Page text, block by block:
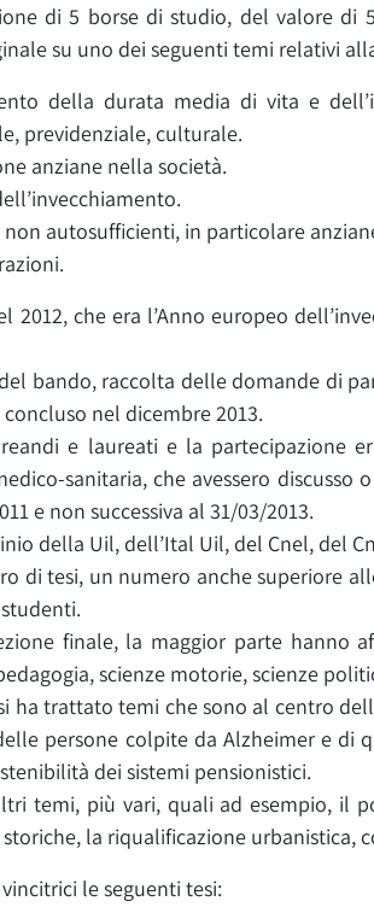
di 5 borse di studio, del valore di
su uno dei seguenti temi relativi
della durata media di vita e
previdenziale, culturale.
anziane nella società.
non autosufficienti, in particolare
2012, che era l’Anno europeo
bando, raccolta delle domande di
nel dicembre 2013.
e laureati e la partecipazione
sanitaria, che avessero
e non successiva al 31/03/2013.
della Uil, dell’Ital Uil, del Cnel, del
di tesi, un numero anche superiore
finale, la maggior parte hanno
scienze motorie, scienze
ha trattato temi che sono al centro
persone colpite da Alzheimer e di
dei sistemi pensionistici.
temi, più vari, quali ad esempio, il
la riqualificazione
le seguenti tesi: